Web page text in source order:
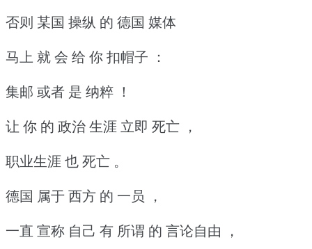
否则 某国 操纵 的 德国 媒体
马上 就 会 给 你 扣帽子 ：
集邮 或者 是 纳粹 ！
让 你 的 政治 生涯 立即 死亡 ，
职业生涯 也 死亡 。
德国 属于 西方 的 一员 ，
一直 宣称 自己 有 所谓 的 言论自由 ，